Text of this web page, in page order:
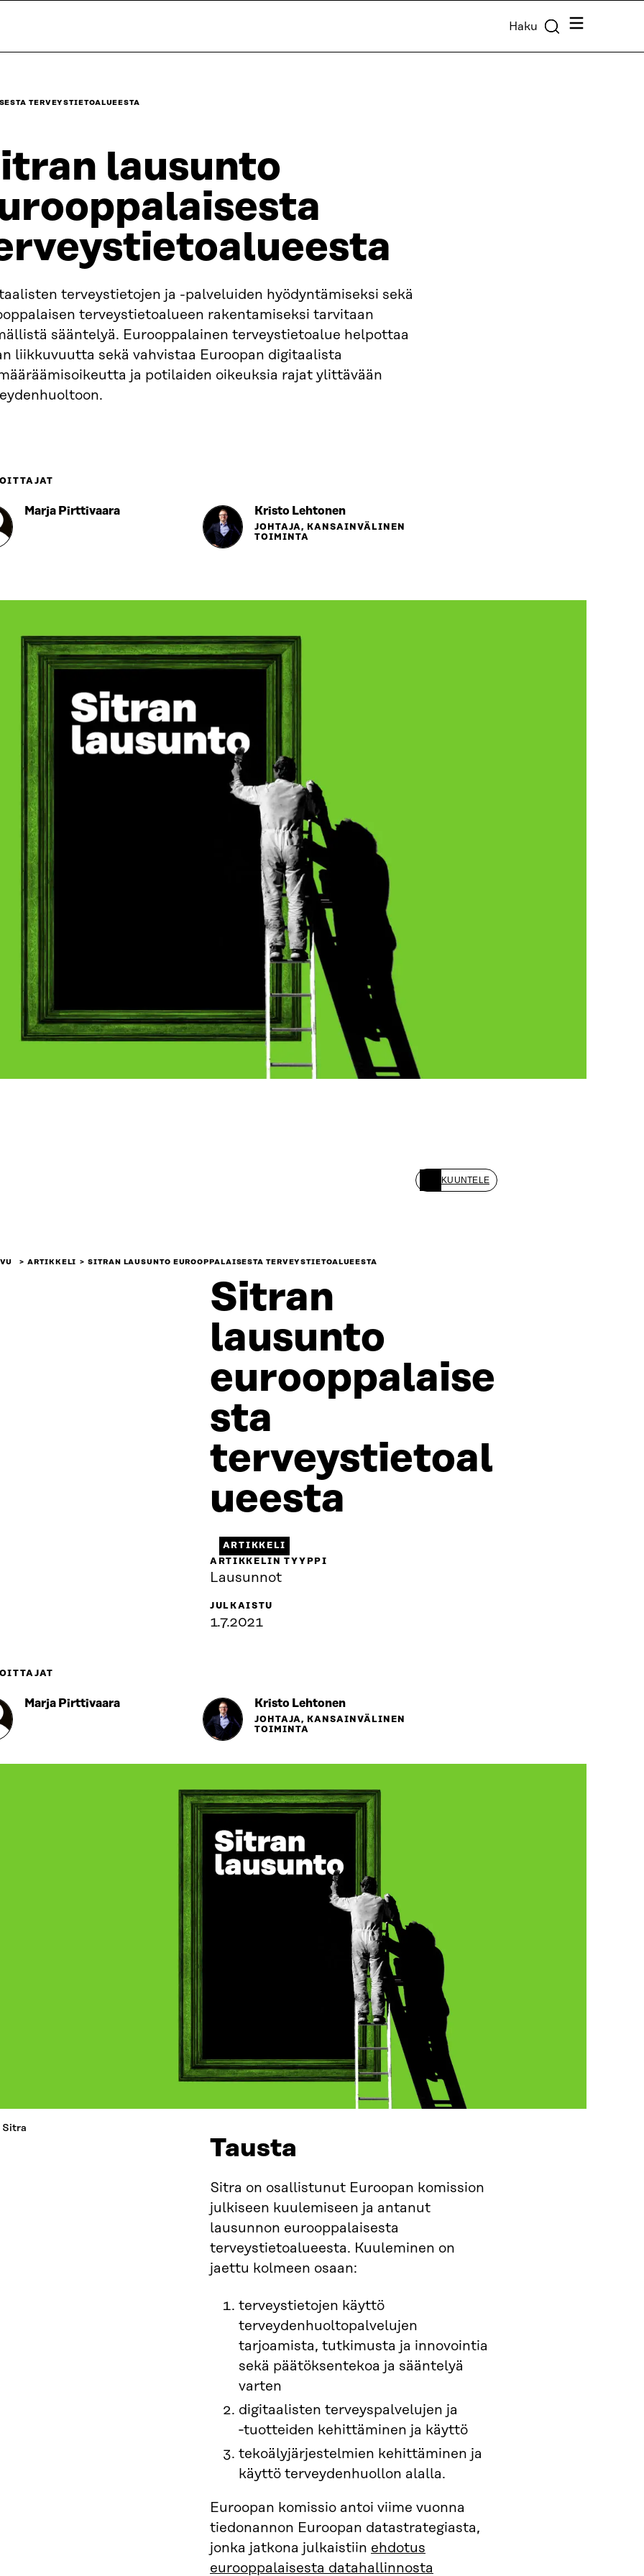
Haku Valikko
TERVEYSTIETOALUEESTA
lausunto
terveystietojen ja -palveluiden hyödyntämiseksi sekä
terveystietoalueen rakentamiseksi tarvitaan
sääntelyä. Eurooppalainen terveystietoalue helpottaa
liikkuvuutta sekä vahvistaa Euroopan digitaalista
ja potilaiden oikeuksia rajat ylittävään
Marja Pirttivaara Kristo Lehtonen
JOHTAJA, KANSAINVÄLINEN
TOIMINTA
KUUNTELE
ARTIKKELI SITRAN LAUSUNTO EUROOPPALAISESTA TERVEYSTIETOALUEESTA
Sitran
lausunto
eurooppalaise
sta
terveystietoal
ueesta
ARTIKKELI
ARTIKKELIN TYYPPI
Lausunnot
JULKAISTU
1.7.2021
Marja Pirttivaara Kristo Lehtonen
JOHTAJA, KANSAINVÄLINEN
TOIMINTA
Sitra
Tausta
Sitra on osallistunut Euroopan komission
julkiseen kuulemiseen ja antanut
lausunnon eurooppalaisesta
terveystietoalueesta. Kuuleminen on
jaettu kolmeen osaan:
terveystietojen käyttö
terveydenhuoltopalvelujen
tarjoamista, tutkimusta ja innovointia
sekä päätöksentekoa ja sääntelyä
varten
digitaalisten terveyspalvelujen ja
‑tuotteiden kehittäminen ja käyttö
tekoälyjärjestelmien kehittäminen ja
käyttö terveydenhuollon alalla.
Euroopan komissio antoi viime vuonna
tiedonannon Euroopan datastrategiasta,
jonka jatkona julkaistiin ehdotus
eurooppalaisesta datahallinnosta